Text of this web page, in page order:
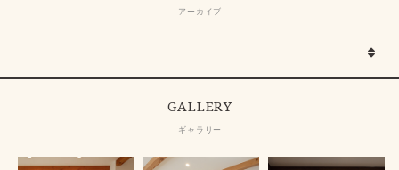
アーカイブ
GALLERY
ギャラリー